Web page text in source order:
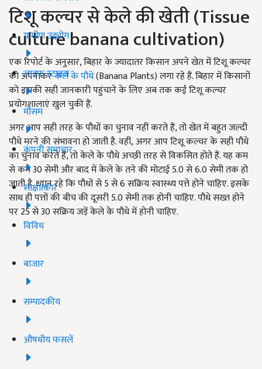
ग्रामीण उद्द्योग
लाइफ स्टाइल
मौसम
कंपनी समाचार
साक्षात्कार
विविध
बाजार
सम्पादकीय
औषधीय फसलें
टिशू कल्चर से केले की खेती (Tissue
culture banana cultivation)
एक रिपोर्ट के अनुसार, बिहार के ज्यादातर किसान अपने खेत में टिशू कल्चर
को अपनाकरकेले के पौधे(Banana Plants) लगा रहे हैं. बिहार में किसानों
को इसकी सही जानकारी पहुंचाने के लिए अब तक कई टिशू कल्चर
प्रयोगशालाएं खुल चुकी हैं.
अगर आप सही तरह के पौधों का चुनाव नहीं करते हैं, तो खेत में बहुत जल्दी
पौधे मरने की संभावना हो जाती है. वहीं, अगर आप टिशू कल्चर के सही पौधे
का चुनाव करते हैं, तो केले के पौधे अच्छी तरह से विकसित होते हैं. यह कम
से कम 30 सेमी और बाद में केले के तने की मोटाई 5.0 से 6.0 सेमी तक हो
जाती है. ध्यान रहे कि पौधों से 5 से 6 सक्रिय स्वास्थ्य पत्ते होने चाहिए. इसके
साथ ही पत्तों की बीच की दूसरी 5.0 सेमी तक होनी चाहिए. पौधे सख्त होने
पर 25 से 30 सक्रिय जड़ें केले के पौधे में होनी चाहिए.